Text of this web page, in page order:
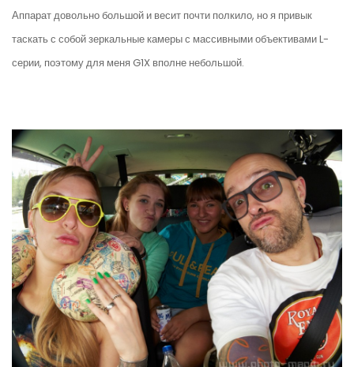
Аппарат довольно большой и весит почти полкило, но я привык
таскать с собой зеркальные камеры с массивными объективами L-
серии, поэтому для меня G1X вполне небольшой.